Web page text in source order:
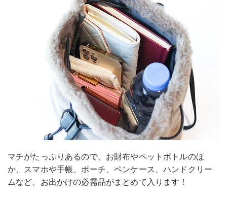
マチがたっぷりあるので、お財布やペットボトルのほ
か、スマホや手帳、ポーチ、ペンケース、ハンドクリー
ムなど、お出かけの必需品がまとめて入ります！